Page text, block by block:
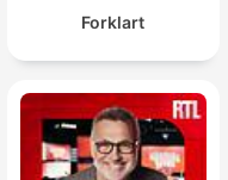
Forklart